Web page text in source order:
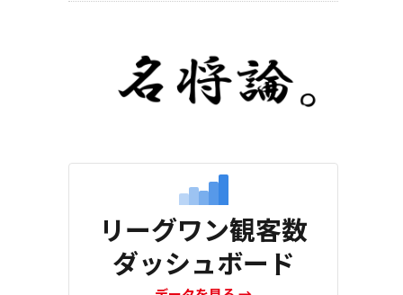
リーグワン観客数
ダッシュボード